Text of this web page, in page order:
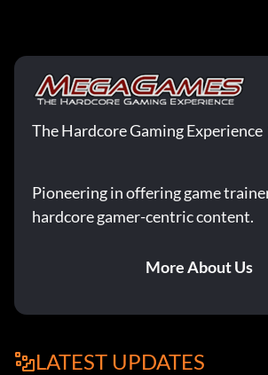
The Hardcore Gaming Experience
Pioneering in offering game
hardcore gamer-centric content.
More About Us
LATEST UPDATES